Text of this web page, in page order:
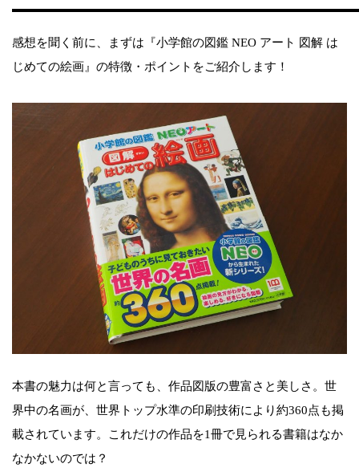
感想を聞く前に、まずは『小学館の図鑑 NEO アート 図解 は
じめての絵画』の特徴・ポイントをご紹介します！
本書の魅力は何と言っても、作品図版の豊富さと美しさ。世
界中の名画が、世界トップ水準の印刷技術により約360点も掲
載されています。これだけの作品を1冊で見られる書籍はなか
なかないのでは？